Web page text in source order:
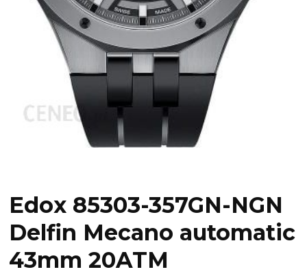
Edox 85303-357GN-NGN
Delfin Mecano automatic
43mm 20ATM